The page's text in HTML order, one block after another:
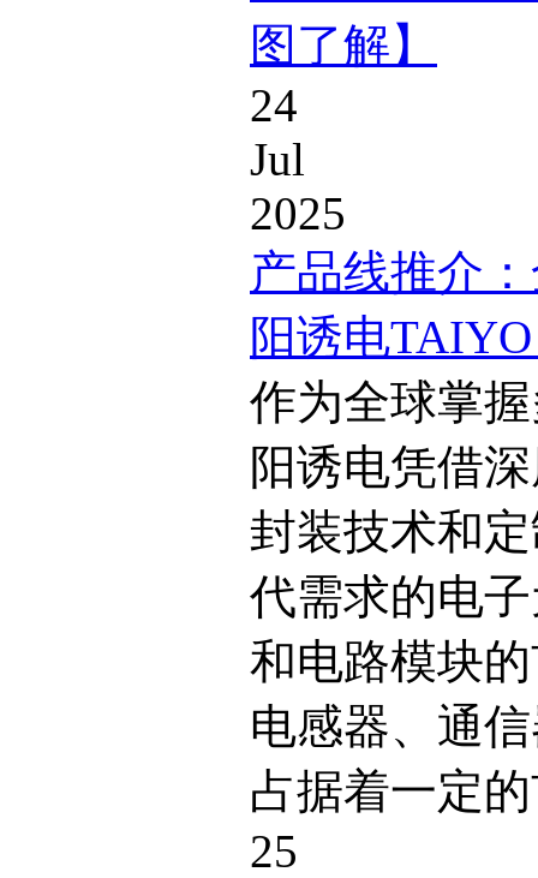
图了解】
24
Jul
2025
产品线推介
阳诱电
作为全球掌
阳诱电凭借
封装技术和
代需求的电
和电路模块
电感器、通
占据着一定
25